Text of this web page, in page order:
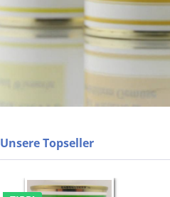
Unsere Topseller